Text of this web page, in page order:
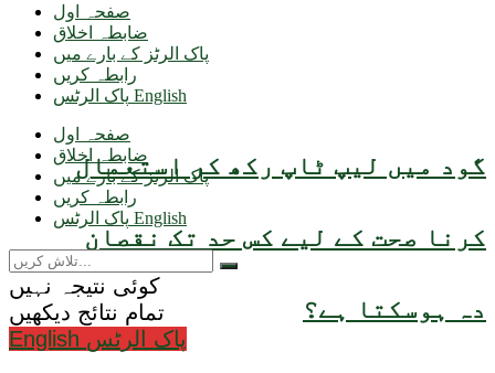
گود میں لیپ ٹاپ رکھ کر استعمال
کرنا صحت کے لیے کس حد تک نقصان
دہ ہوسکتا ہے؟
صفحہ اول
ضابطہ اخلاق
پاک الرٹز کے بارے میں
رابطہ کریں
پاک الرٹس English
صفحہ اول
ضابطہ اخلاق
پاک الرٹز کے بارے میں
رابطہ کریں
پاک الرٹس English
کوئی نتیجہ نہیں
تمام نتائج دیکھیں
English پاک الرٹس